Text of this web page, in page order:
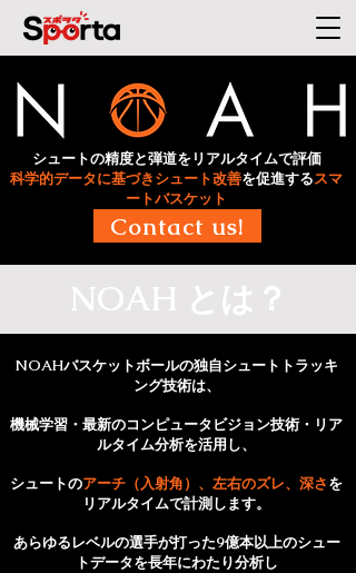
シュートの精度と弾道をリアルタイムで評価
科学的データに基づきシュート改善を促進するスマ
ートバスケット
Contact us!
NOAH とは？
NOAHバスケットボールの独自シュートトラッキ
ング技術は、
機械学習・最新のコンピュータビジョン技術・リア
ルタイム分析を活用し、
シュートのアーチ（入射角）、左右のズレ、深さを
リアルタイムで計測します。
あらゆるレベルの選手が打った9億本以上のシュー
トデータを長年にわたり分析し